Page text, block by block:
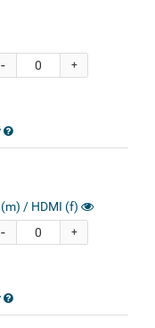
+
-
(m) / HDMI (f)
+
-